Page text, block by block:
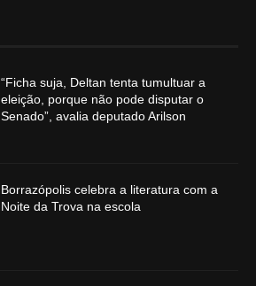
“Ficha suja, Deltan tenta tumultuar a
eleição, porque não pode disputar o
Senado”, avalia deputado Arilson
Borrazópolis celebra a literatura com a
Noite da Trova na escola